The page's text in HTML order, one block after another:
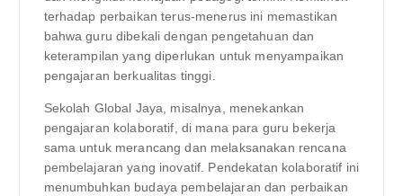
terhadap perbaikan terus-menerus ini memastikan
bahwa guru dibekali dengan pengetahuan dan
keterampilan yang diperlukan untuk menyampaikan
pengajaran berkualitas tinggi.
Sekolah Global Jaya, misalnya, menekankan
pengajaran kolaboratif, di mana para guru bekerja
sama untuk merancang dan melaksanakan rencana
pembelajaran yang inovatif. Pendekatan kolaboratif ini
menumbuhkan budaya pembelajaran dan perbaikan